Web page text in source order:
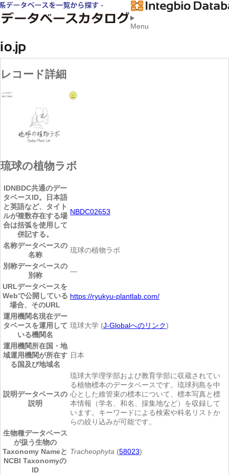
Menu
レコード詳細
琉球の植物ラボ
IDNBDC共通のデー
タベースID。日本語
と英語など、タイト
ルが複数存在する場
合は括弧を使用して
併記する。
NBDC02653
名称データベースの
名称
琉球の植物ラボ
別称データベースの
別称
―
URLデータベースを
Webで公開している
場合、そのURL
https://ryukyu-plantlab.com/
運用機関名現在デー
タベースを運用して
いる機関名
琉球大学 (J-Globalへのリンク)
運用機関所在国・地
域運用機関が所在す
る国及び地域名
日本
説明データベースの
説明
琉球大学理学部および教育学部に収蔵されてい
る植物標本のデータベースです。琉球列島を中
心とした維管束の標本について、標本写真と標
本情報（学名、和名、採集地など）を収録して
います。キーワードによる検索や科名リストか
らの絞り込みが可能です。
生物種データベース
が扱う生物の
Taxonomy Nameと
NCBI Taxonomyの
ID
Tracheophyta (58023)